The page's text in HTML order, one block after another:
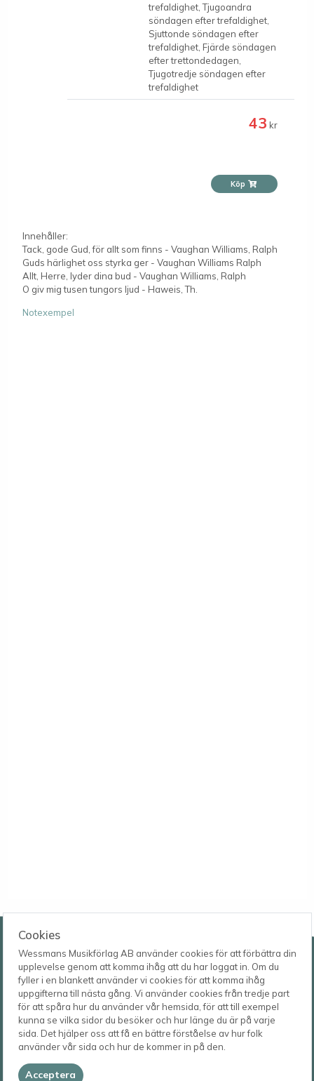
Cookies
Wessmans Musikförlag AB använder cookies för att förbättra din
upplevelse genom att komma ihåg att du har loggat in. Om du
fyller i en blankett använder vi cookies för att komma ihåg
uppgifterna till nästa gång. Vi använder cookies från tredje part
för att spåra hur du använder vår hemsida, för att till exempel
kunna se vilka sidor du besöker och hur länge du är på varje
sida. Det hjälper oss att få en bättre förståelse av hur folk
använder vår sida och hur de kommer in på den.
Acceptera
trefaldighet, Tjugoandra
söndagen efter trefaldighet,
Sjuttonde söndagen efter
trefaldighet, Fjärde söndagen
efter trettondedagen,
Tjugotredje söndagen efter
trefaldighet
43 kr
Köp
Innehåller:
Tack, gode Gud, för allt som finns - Vaughan Williams, Ralph
Guds härlighet oss styrka ger - Vaughan Williams Ralph
Allt, Herre, lyder dina bud - Vaughan Williams, Ralph
O giv mig tusen tungors ljud - Haweis, Th.
Notexempel
Wessmans Musikförlag AB
Leverans- och besöksadress
Bingebygatan 11 B
621 41 VISBY
Postadress
Box 1253
621 23 VISBY
Telefon
0498-22 61 32
E-post
order@wessmans.com
Wessmans Musikförlag AB